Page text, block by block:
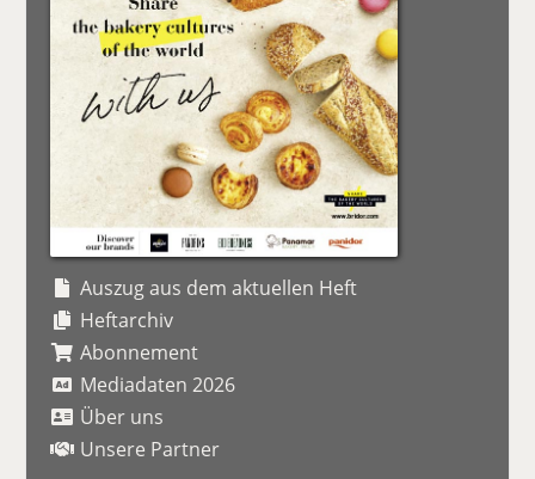
Auszug aus dem aktuellen Heft
Heftarchiv
Abonnement
Mediadaten 2026
Über uns
Unsere Partner